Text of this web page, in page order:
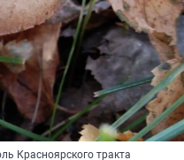
Красноярского тракта